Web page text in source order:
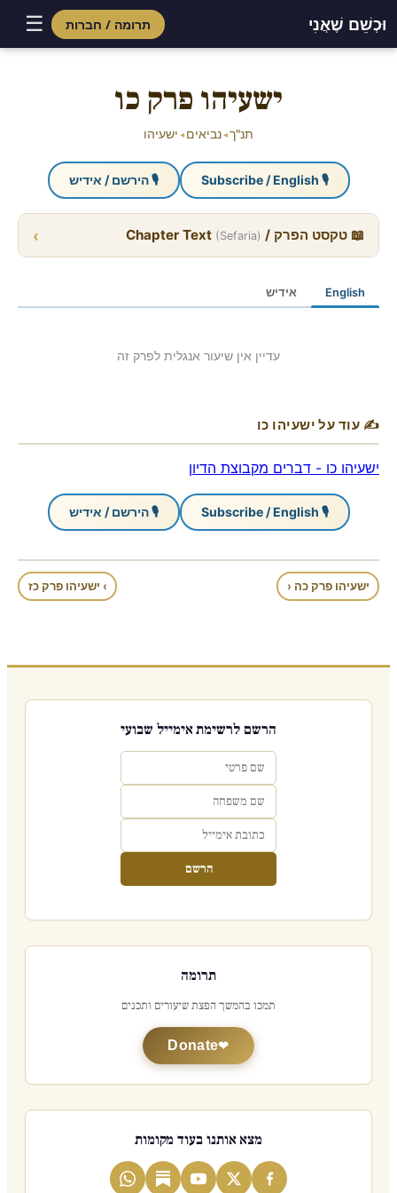
וּכְשֵׁם שֶׁאֲנִי תרומה / חברות ☰
ישעיהו פרק כו
תנ"ך◂נביאים ◂ ישעיהו
🎙 Subscribe / English 🎙 הירשם / אידיש
📖 טקסט הפרק / Chapter Text (Sefaria)
›
English אידיש
עדיין אין שיעור אנגלית לפרק זה
✍ עוד על ישעיהו כו
ישעיהו כו - דברים מקבוצת הדיון
🎙 Subscribe / English 🎙 הירשם / אידיש
ישעיהו פרק כה ‹ › ישעיהו פרק כז
הרשם לרשימת אימייל שבועי
הרשם
תרומה
תמכו בהמשך הפצת שיעורים ותכנים
Donate
מצא אותנו בעוד מקומות